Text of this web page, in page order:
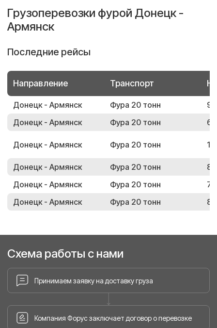
Грузоперевозки фурой Донецк -
Армянск
Последние рейсы
Направление Транспорт
Донецк - Армянск Фура 20 тонн
Донецк - Армянск
Фура 20 тонн
Донецк - Армянск Фура 20 тонн
Донецк - Армянск Фура 20 тонн
Донецк - Армянск
Фура 20 тонн
Донецк - Армянск
Фура 20 тонн
Схема работы с нами
Принимаем заявку на доставку груза
Компания Форус заключает договор о перевозке